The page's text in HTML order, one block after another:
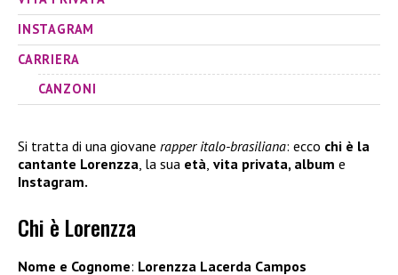
INSTAGRAM
CARRIERA
CANZONI
Si tratta di una giovane rapper italo-brasiliana: ecco chi è la
cantante Lorenzza, la sua età, vita privata, album e
Instagram.
Chi è Lorenzza
Nome e Cognome: Lorenzza Lacerda Campos